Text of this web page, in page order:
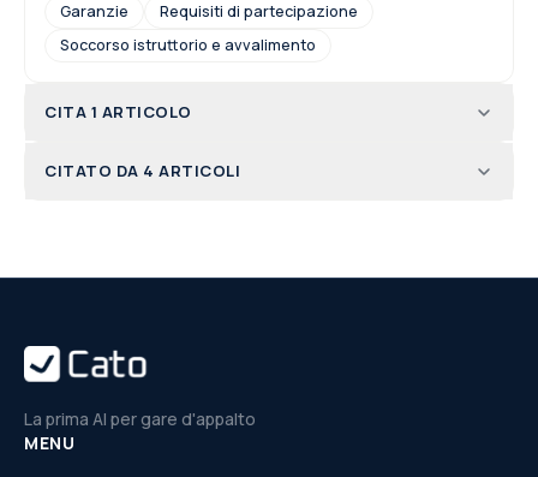
Garanzie
Requisiti di partecipazione
Soccorso istruttorio e avvalimento
CITA 1 ARTICOLO
CITATO DA 4 ARTICOLI
La prima AI per gare d'appalto
MENU